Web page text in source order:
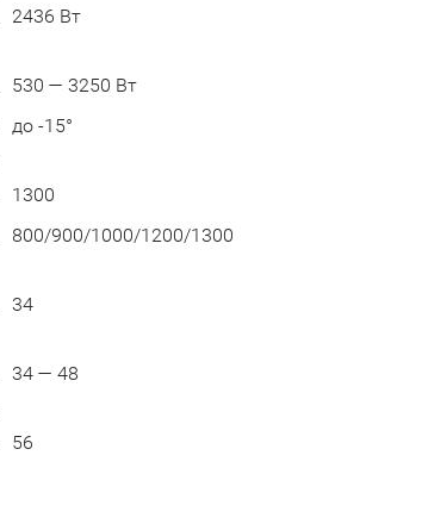
2436 Вт
530 — 3250 Вт
до -15°
1300
800/900/1000/1200/1300
34
34 — 48
56